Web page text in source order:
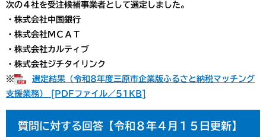
次の４社を受注候補事業者として選定しました。
・株式会社中国銀行
・株式会社ＭＣＡＴ
・株式会社カルティブ
・株式会社ジチタイリンク
※
選定結果（令和8年度三原市企業版ふるさと納税マッチング
支援業務） [PDFファイル／51KB]
質問に対する回答【令和８年４月１５日更新】